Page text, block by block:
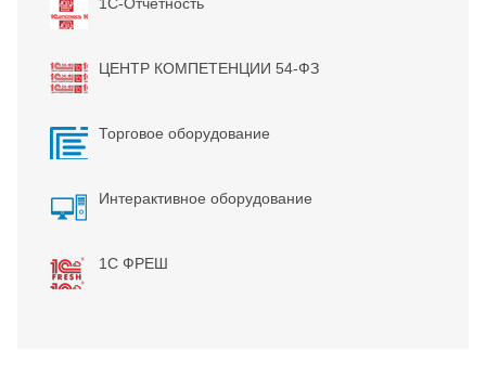
ЦЕНТР КОМПЕТЕНЦИИ 54-ФЗ
Торговое оборудование
Интерактивное оборудование
1С ФРЕШ